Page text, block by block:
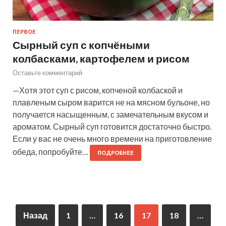
ПЕРВОЕ
Сырный суп с копчёными
колбасками, картофелем и рисом
Оставьте комментарий
—Хотя этот суп с рисом, копченой колбаской и
плавленым сыром варится не на мясном бульоне, но
получается насыщенным, с замечательным вкусом и
ароматом. Сырный суп готовится достаточно быстро.
Если у вас не очень много времени на приготовление
обеда, попробуйте…
ПОДРОБНЕЕ
Назад 1 … 16 17 18 …